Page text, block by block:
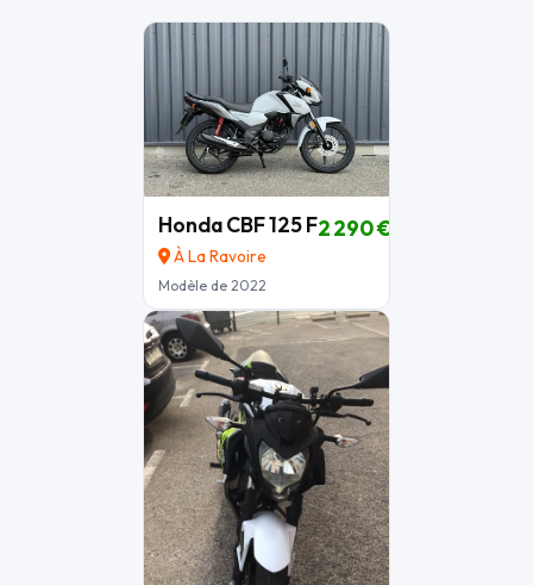
Honda CBF 125 F
À La Ravoire
Modèle de 2022
2 290 €